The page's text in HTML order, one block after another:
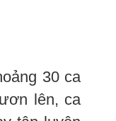
30 ca
lên, ca